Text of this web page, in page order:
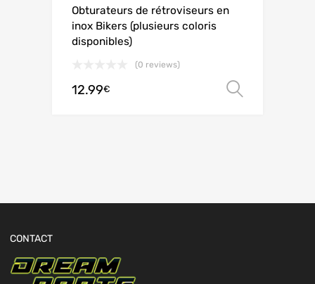
Obturateurs de rétroviseurs en
inox Bikers (plusieurs coloris
disponibles)
(0 reviews)
12.99€
CONTACT